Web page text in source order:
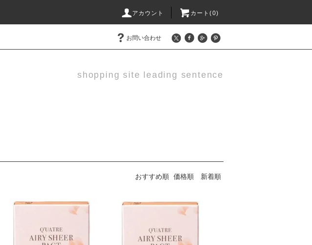
アカウント カート(0)
お問い合わせ
shopping site leading sentence
おすすめ順 価格順 新着順